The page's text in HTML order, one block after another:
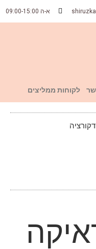
א-ה 09:00-15:00
לקוחות ממליצים